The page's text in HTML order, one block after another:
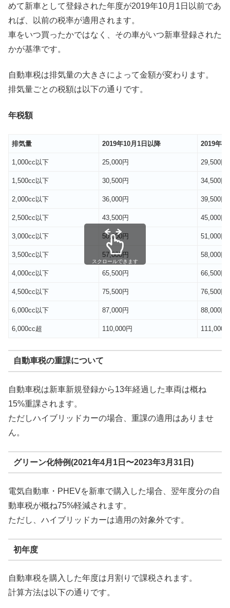
めて新車として登録された年度が2019年10月1日以前であ
れば、以前の税率が適用されます。
車をいつ買ったかではなく、その車がいつ新車登録された
かが基準です。
自動車税は排気量の大きさによって金額が変わります。
排気量ごとの税額は以下の通りです。
年税額
排気量 2019年10月1日以降 2019年
1,000cc以下 25,000円 29,500円
1,500cc以下 30,500円 34,500円
2,000cc以下 36,000円 39,500円
2,500cc以下 43,500円 45,000円
3,000cc以下 50,000円 51,000円
3,500cc以下 57,000円 58,000円
4,000cc以下 65,500円 66,500円
4,500cc以下 75,500円 76,500円
6,000cc以下 87,000円 88,000円
6,000cc超 110,000円 111,000
スクロールできます
自動車税の重課について
自動車税は新車新規登録から13年経過した車両は概ね
15%重課されます。
ただしハイブリッドカーの場合、重課の適用はありませ
ん。
グリーン化特例(2021年4月1日〜2023年3月31日)
電気自動車・PHEVを新車で購入した場合、翌年度分の自
動車税が概ね75%軽減されます。
ただし、ハイブリッドカーは適用の対象外です。
初年度
自動車税を購入した年度は月割りで課税されます。
計算方法は以下の通りです。